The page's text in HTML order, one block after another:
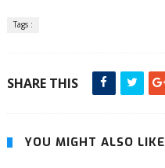
Tags :
SHARE THIS
YOU MIGHT ALSO LIKE